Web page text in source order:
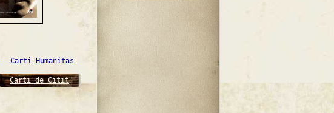
Carti Humanitas
Carti de Citit